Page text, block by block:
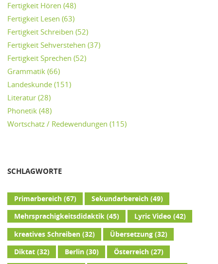
Fertigkeit Hören (48)
Fertigkeit Lesen (63)
Fertigkeit Schreiben (52)
Fertigkeit Sehverstehen (37)
Fertigkeit Sprechen (52)
Grammatik (66)
Landeskunde (151)
Literatur (28)
Phonetik (48)
Wortschatz / Redewendungen (115)
SCHLAGWORTE
Primarbereich(67) Sekundarbereich(49)
Mehrsprachigkeitsdidaktik(45) Lyric Video (42)
kreatives Schreiben(32) Übersetzung(32)
Diktat(32) Berlin(30) Österreich(27)